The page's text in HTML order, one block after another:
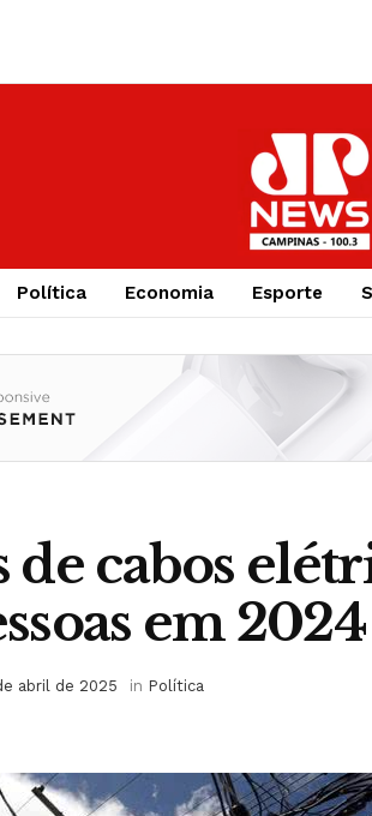
Política Economia Esporte
de cabos
em 2024
abril de 2025 in Política